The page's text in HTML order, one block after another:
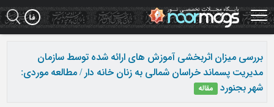
Skip
to
main
بررسی میزان اثربخشی آموزش های ارائه شده توسط سازمان
مدیریت پسماند خراسان شمالی به زنان خانه دار / مطالعه موردی:
شهر بجنورد
مقاله